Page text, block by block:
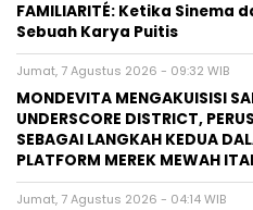
FAMILIARITÉ: Ketika
Sebuah Karya Puitis
Jumat, 7 Agustus 2026 - 09:32 WIB
MONDEVITA MENGAKUISISI
UNDERSCORE DISTRICT,
SEBAGAI LANGKAH KEDUA
PLATFORM MEREK MEWAH
Jumat, 7 Agustus 2026 - 04:14 WIB